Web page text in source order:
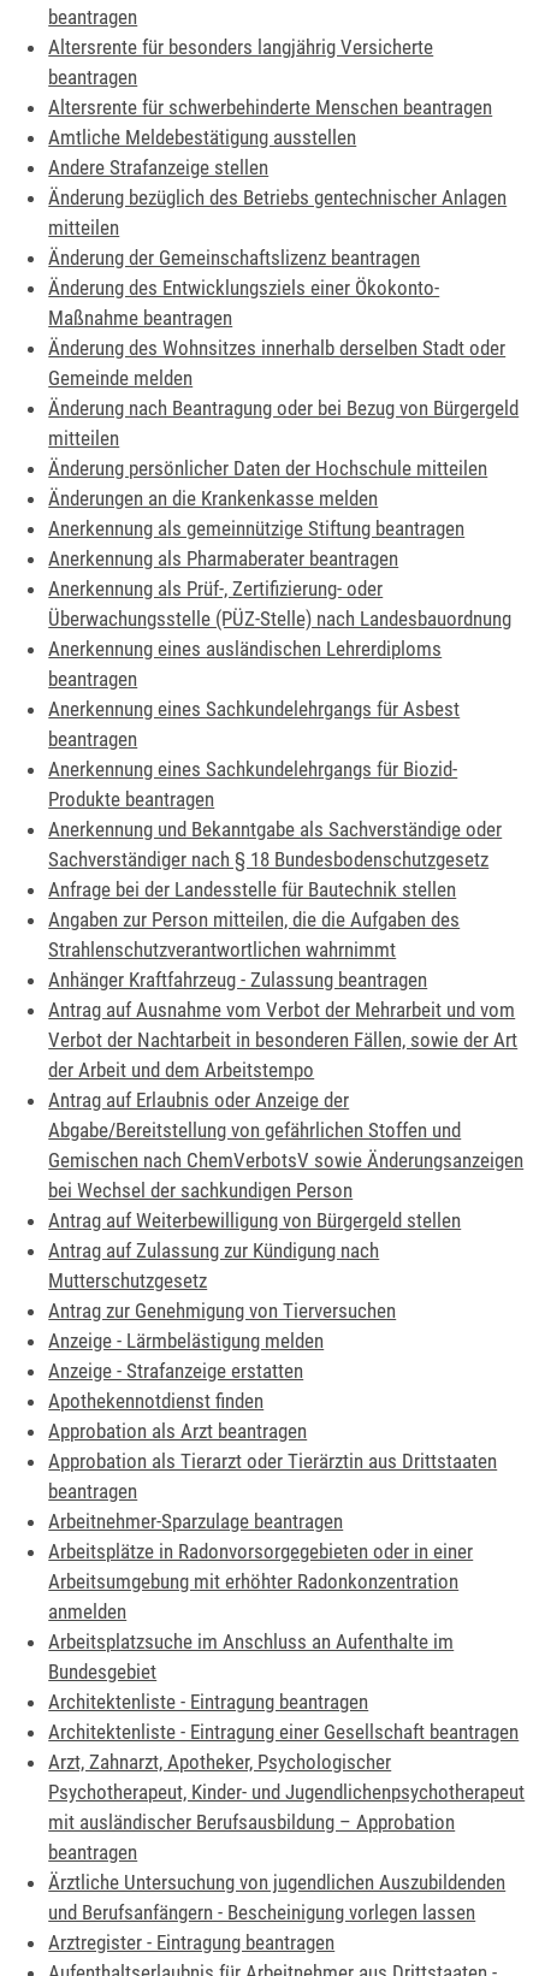
beantragen
Altersrente für besonders langjährig Versicherte
beantragen
Altersrente für schwerbehinderte Menschen beantragen
Amtliche Meldebestätigung ausstellen
Andere Strafanzeige stellen
Änderung bezüglich des Betriebs gentechnischer Anlagen
mitteilen
Änderung der Gemeinschaftslizenz beantragen
Änderung des Entwicklungsziels einer Ökokonto-
Maßnahme beantragen
Änderung des Wohnsitzes innerhalb derselben Stadt oder
Gemeinde melden
Änderung nach Beantragung oder bei Bezug von Bürgergeld
mitteilen
Änderung persönlicher Daten der Hochschule mitteilen
Änderungen an die Krankenkasse melden
Anerkennung als gemeinnützige Stiftung beantragen
Anerkennung als Pharmaberater beantragen
Anerkennung als Prüf-, Zertifizierung- oder
Überwachungsstelle (PÜZ-Stelle) nach Landesbauordnung
Anerkennung eines ausländischen Lehrerdiploms
beantragen
Anerkennung eines Sachkundelehrgangs für Asbest
beantragen
Anerkennung eines Sachkundelehrgangs für Biozid-
Produkte beantragen
Anerkennung und Bekanntgabe als Sachverständige oder
Sachverständiger nach § 18 Bundesbodenschutzgesetz
Anfrage bei der Landesstelle für Bautechnik stellen
Angaben zur Person mitteilen, die die Aufgaben des
Strahlenschutzverantwortlichen wahrnimmt
Anhänger Kraftfahrzeug - Zulassung beantragen
Antrag auf Ausnahme vom Verbot der Mehrarbeit und vom
Verbot der Nachtarbeit in besonderen Fällen, sowie der Art
der Arbeit und dem Arbeitstempo
Antrag auf Erlaubnis oder Anzeige der
Abgabe/Bereitstellung von gefährlichen Stoffen und
Gemischen nach ChemVerbotsV sowie Änderungsanzeigen
bei Wechsel der sachkundigen Person
Antrag auf Weiterbewilligung von Bürgergeld stellen
Antrag auf Zulassung zur Kündigung nach
Mutterschutzgesetz
Antrag zur Genehmigung von Tierversuchen
Anzeige - Lärmbelästigung melden
Anzeige - Strafanzeige erstatten
Apothekennotdienst finden
Approbation als Arzt beantragen
Approbation als Tierarzt oder Tierärztin aus Drittstaaten
beantragen
Arbeitnehmer-Sparzulage beantragen
Arbeitsplätze in Radonvorsorgegebieten oder in einer
Arbeitsumgebung mit erhöhter Radonkonzentration
anmelden
Arbeitsplatzsuche im Anschluss an Aufenthalte im
Bundesgebiet
Architektenliste - Eintragung beantragen
Architektenliste - Eintragung einer Gesellschaft beantragen
Arzt, Zahnarzt, Apotheker, Psychologischer
Psychotherapeut, Kinder- und Jugendlichenpsychotherapeut
mit ausländischer Berufsausbildung – Approbation
beantragen
Ärztliche Untersuchung von jugendlichen Auszubildenden
und Berufsanfängern - Bescheinigung vorlegen lassen
Arztregister - Eintragung beantragen